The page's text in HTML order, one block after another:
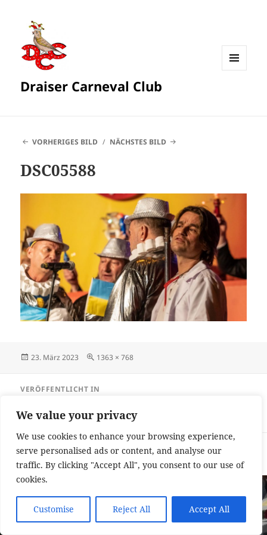
We value your privacy
We use cookies to enhance your browsing experience,
serve personalised ads or content, and analyse our
traffic. By clicking "Accept All", you consent to our use of
cookies.
Customise Reject All Accept All
Draiser Carneval Club
VORHERIGES BILD NÄCHSTES BILD
DSC05588
Veröffentlicht
23. März 2023 Originalgröße
1363 × 768
VERÖFFENTLICHT IN
je
Impressum und Datenschutzerklärung
Stolz präsentiert von
WordPress